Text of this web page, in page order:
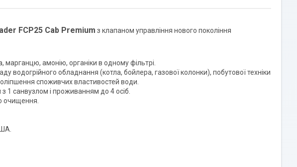
FCP25 Cab Premium з клапаном управління нового покоління
марганцю, амонію, органіки в одному фільтрі.
водогрійного обладнання (котла, бойлера, газової колонки), побутової техніки
споживчих властивостей води.
1 санвузлом і проживанням до 4 осіб.
очищення.